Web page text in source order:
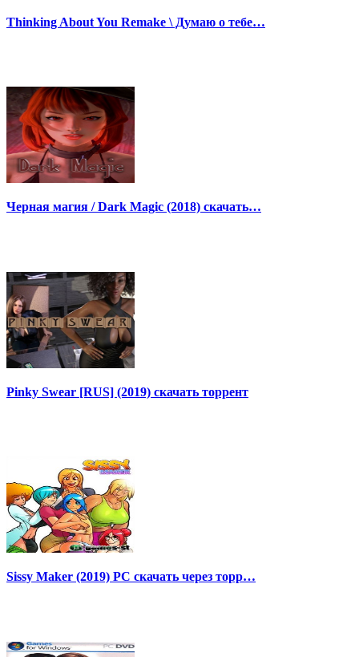
Thinking About You Remake \ Думаю о тебе…
Черная магия / Dark Magic (2018) скачать…
Pinky Swear [RUS] (2019) скачать торрент
Sissy Maker (2019) PC скачать через торр…